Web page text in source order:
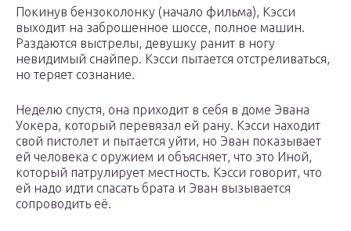
Покинув бензоколонку (начало фильма), Кэсси
выходит на заброшенное шоссе, полное машин.
Раздаются выстрелы, девушку ранит в ногу
невидимый снайпер. Кэсси пытается отстреливаться,
но теряет сознание.
Неделю спустя, она приходит в себя в доме Эвана
Уокера, который перевязал ей рану. Кэсси находит
свой пистолет и пытается уйти, но Эван показывает
ей человека с оружием и объясняет, что это Иной,
который патрулирует местность. Кэсси говорит, что
ей надо идти спасать брата и Эван вызывается
сопроводить её.